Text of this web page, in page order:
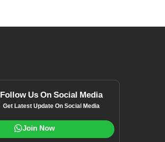
Follow Us On Social Media
Get Latest Update On Social Media
Join Now